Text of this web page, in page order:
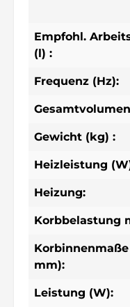
Empfohl.
(l) :
Frequenz (Hz):
Gewicht (kg) :
Heizleistung
Heizung:
Korbbelastung
mm):
Leistung (W):